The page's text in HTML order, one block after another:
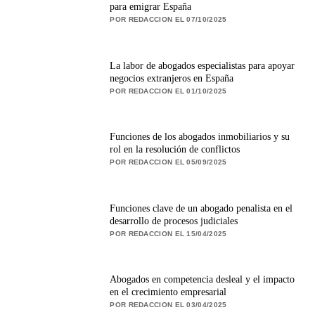
para emigrar España
POR REDACCION EL 07/10/2025
La labor de abogados especialistas para apoyar
negocios extranjeros en España
POR REDACCION EL 01/10/2025
Funciones de los abogados inmobiliarios y su
rol en la resolución de conflictos
POR REDACCION EL 05/09/2025
Funciones clave de un abogado penalista en el
desarrollo de procesos judiciales
POR REDACCION EL 15/04/2025
Abogados en competencia desleal y el impacto
en el crecimiento empresarial
POR REDACCION EL 03/04/2025